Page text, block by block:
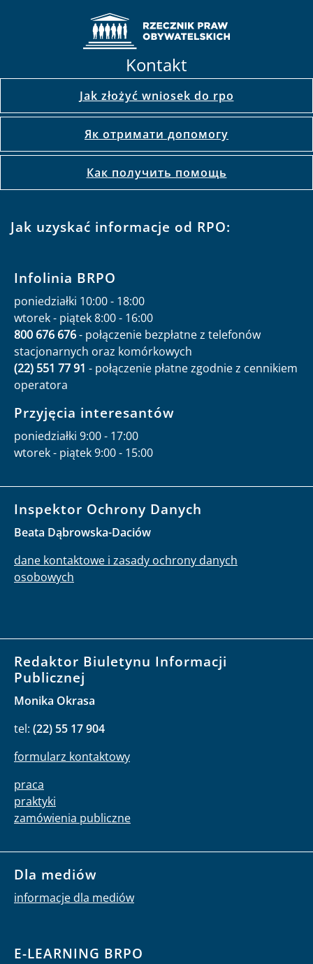
Kontakt
Jak złożyć wniosek do rpo
Як отримати допомогу
Как получить помощь
Jak uzyskać informacje od RPO:
Infolinia BRPO
poniedziałki 10:00 - 18:00
wtorek - piątek 8:00 - 16:00
800 676 676- połączenie bezpłatne z telefonów
stacjonarnych oraz komórkowych
(22) 551 77 91 - połączenie płatne zgodnie z cennikiem
operatora
Przyjęcia interesantów
poniedziałki 9:00 - 17:00
wtorek - piątek 9:00 - 15:00
Inspektor Ochrony Danych
Beata Dąbrowska-Daciów
dane kontaktowe i zasady ochrony danych
osobowych
Redaktor Biuletynu Informacji
Publicznej
Monika Okrasa
tel: (22) 55 17 904
formularz kontaktowy
praca
praktyki
zamówienia publiczne
Dla mediów
informacje dla mediów
E-LEARNING BRPO